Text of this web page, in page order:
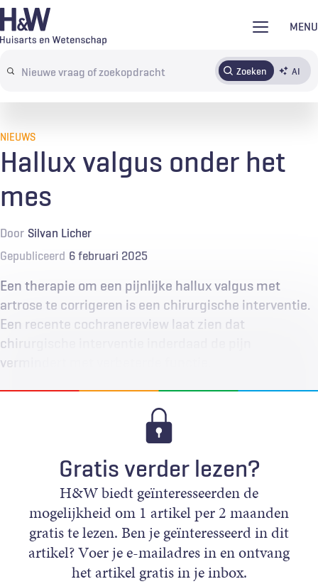
Overslaan
en
de
MENU
Search
terms
Zoeken AI
AbonnerenTijdschrift Inloggen
NIEUWS
Hallux valgus onder het
mes
Door Silvan Licher
Gepubliceerd 6 februari 2025
Een therapie om een pijnlijke hallux valgus met
artrose te corrigeren is een chirurgische interventie.
Een recente cochranereview laat zien dat
chirurgische interventie inderdaad de pijn
vermindert met verbeterde functie.
Gratis verder lezen?
H&W biedt geïnteresseerden de
mogelijkheid om 1 artikel per 2 maanden
gratis te lezen. Ben je geïnteresseerd in dit
artikel? Voer je e-mailadres in en ontvang
het artikel gratis in je inbox.